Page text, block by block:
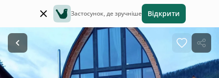
Застосунок, де зручніше Відкрити